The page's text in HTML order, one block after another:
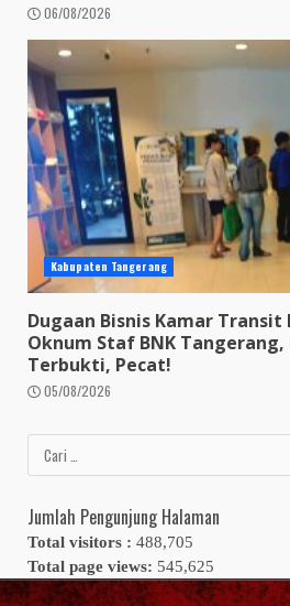
06/08/2026
Kabupaten Tangerang
Dugaan Bisnis Kamar Transit
Oknum Staf BNK Tangerang,
Terbukti, Pecat!
05/08/2026
Cari
untuk:
Jumlah Pengunjung Halaman
Total visitors : 488,705
Total page views: 545,625